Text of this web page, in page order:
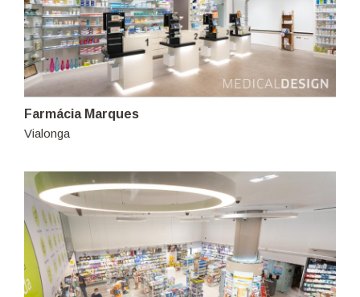
Farmácia Marques
Vialonga